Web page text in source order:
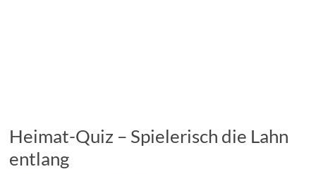
Heimat-Quiz – Spielerisch die Lahn
entlang